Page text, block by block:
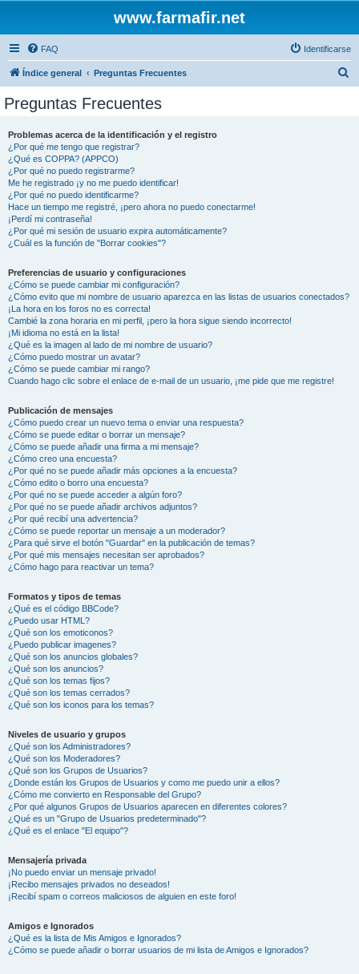
www.farmafir.net
FAQ Identificarse
Índice general Preguntas Frecuentes
Preguntas Frecuentes
Problemas acerca de la identificación y el registro
¿Por qué me tengo que registrar?
¿Qué es COPPA? (APPCO)
¿Por qué no puedo registrarme?
Me he registrado ¡y no me puedo identificar!
¿Por qué no puedo identificarme?
Hace un tiempo me registré, ¡pero ahora no puedo conectarme!
¡Perdí mi contraseña!
¿Por qué mi sesión de usuario expira automáticamente?
¿Cuál es la función de "Borrar cookies"?
Preferencias de usuario y configuraciones
¿Cómo se puede cambiar mi configuración?
¿Cómo evito que mi nombre de usuario aparezca en las listas de usuarios conectados?
¡La hora en los foros no es correcta!
Cambié la zona horaria en mi perfil, ¡pero la hora sigue siendo incorrecto!
¡Mi idioma no está en la lista!
¿Qué es la imagen al lado de mi nombre de usuario?
¿Cómo puedo mostrar un avatar?
¿Cómo se puede cambiar mi rango?
Cuando hago clic sobre el enlace de e-mail de un usuario, ¡me pide que me registre!
Publicación de mensajes
¿Cómo puedo crear un nuevo tema o enviar una respuesta?
¿Cómo se puede editar o borrar un mensaje?
¿Cómo se puede añadir una firma a mi mensaje?
¿Cómo creo una encuesta?
¿Por qué no se puede añadir más opciones a la encuesta?
¿Cómo edito o borro una encuesta?
¿Por qué no se puede acceder a algún foro?
¿Por qué no se puede añadir archivos adjuntos?
¿Por qué recibí una advertencia?
¿Cómo se puede reportar un mensaje a un moderador?
¿Para qué sirve el botón "Guardar" en la publicación de temas?
¿Por qué mis mensajes necesitan ser aprobados?
¿Cómo hago para reactivar un tema?
Formatos y tipos de temas
¿Qué es el código BBCode?
¿Puedo usar HTML?
¿Qué son los emoticonos?
¿Puedo publicar imagenes?
¿Qué son los anuncios globales?
¿Qué son los anuncios?
¿Qué son los temas fijos?
¿Qué son los temas cerrados?
¿Qué son los iconos para los temas?
Niveles de usuario y grupos
¿Qué son los Administradores?
¿Qué son los Moderadores?
¿Qué son los Grupos de Usuarios?
¿Donde están los Grupos de Usuarios y como me puedo unir a ellos?
¿Cómo me convierto en Responsable del Grupo?
¿Por qué algunos Grupos de Usuarios aparecen en diferentes colores?
¿Qué es un "Grupo de Usuarios predeterminado"?
¿Qué es el enlace "El equipo"?
Mensajería privada
¡No puedo enviar un mensaje privado!
¡Recibo mensajes privados no deseados!
¡Recibí spam o correos maliciosos de alguien en este foro!
Amigos e Ignorados
¿Qué es la lista de Mis Amigos e Ignorados?
¿Cómo se puede añadir o borrar usuarios de mi lista de Amigos e Ignorados?